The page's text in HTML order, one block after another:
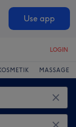
Use app
LOGIN
MASSAGE